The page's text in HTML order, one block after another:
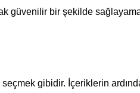
güvenilir bir şekilde
gibidir. İçeriklerin